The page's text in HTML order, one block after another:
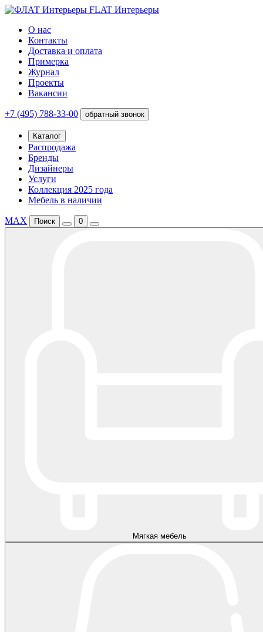
FLAT Интерьеры
О нас
Контакты
Доставка и оплата
Примерка
Журнал
Проекты
Вакансии
+7 (495) 788-33-00 обратный звонок
Каталог
Распродажа
Бренды
Дизайнеры
Услуги
Коллекция 2025 года
Мебель в наличии
MAX Поиск 0
Мягкая мебель